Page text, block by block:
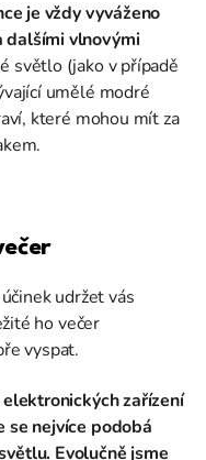
je vždy vyváženo
dalšími vlnovými
světlo (jako v případě
umělé modré
které mohou mít za
udržet vás
ho večer
vyspat.
zařízení
se nejvíce podobá
Evolučně jsme